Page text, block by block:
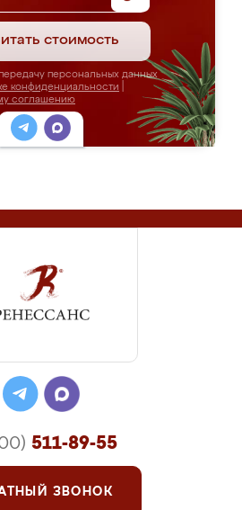
стоимость
персональных данных
конфиденциальности
соглашению
511-89-55
ЗВОНОК